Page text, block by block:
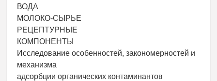
ВОДА
МОЛОКО-СЫРЬЕ
РЕЦЕПТУРНЫЕ
КОМПОНЕНТЫ
Исследование особенностей, закономерностей и
механизма
адсорбции органических контаминантов